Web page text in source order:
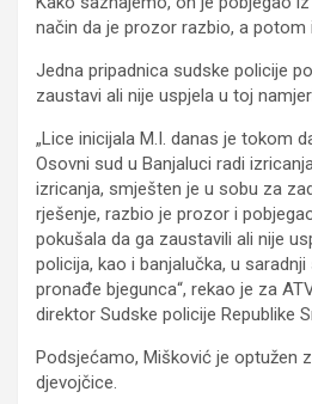
način da je prozor razbio, a
Jedna pripadnica sudske policije
zaustavi ali nije uspjela u toj
„Lice inicijala M.I. danas je tokom
Osovni sud u Banjaluci radi
izricanja, smješten je u sobu za
rješenje, razbio je prozor i
pokušala da ga zaustavili ali nije
policija, kao i banjalučka, u
pronađe bjegunca“, rekao je za
direktor Sudske policije Republike
Podsjećamo, Mišković je optužen
djevojčice.